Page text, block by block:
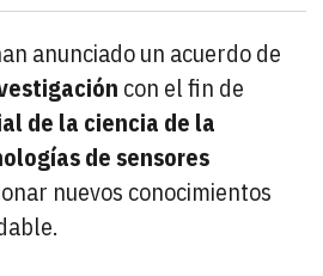
anunciado un acuerdo de
con el fin de
de la ciencia de la
de sensores
nuevos conocimientos